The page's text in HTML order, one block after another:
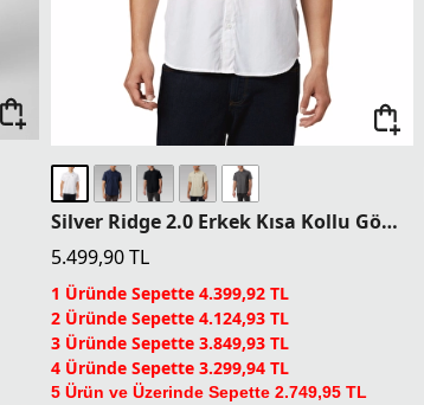
Silver Ridge 2.0 Erkek Kısa Kollu Gömlek
5.499,90TL
1 Üründe Sepette 4.399,92 TL
2 Üründe Sepette 4.124,93 TL
3 Üründe Sepette 3.849,93 TL
4 Üründe Sepette 3.299,94 TL
5 Ürün ve Üzerinde Sepette 2.749,95 TL
Columbia Dünyası Üyelerine Sepette Ek %5
İndirim